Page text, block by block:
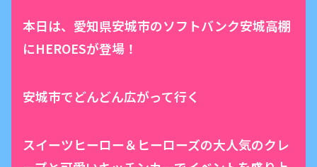
本日は、愛知県安城市のソフトバンク安城高棚
にHEROESが登場！
安城市でどんどん広がって行く
スイーツヒーロー＆ヒーローズの大人気のクレ